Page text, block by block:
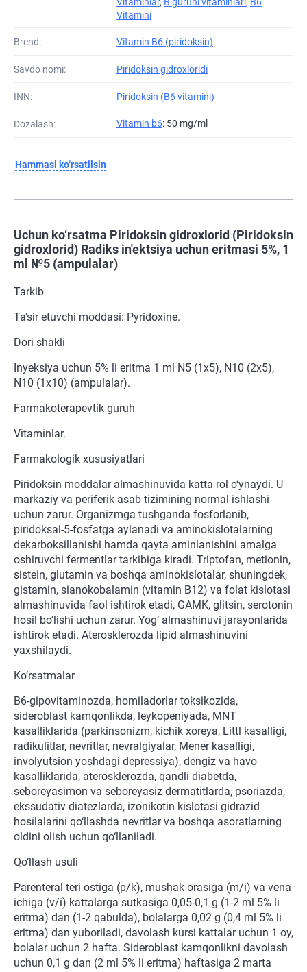
Vitaminlar, B guruhi vitaminlari, B6
Vitamini
Brend: Vitamin B6 (piridoksin)
Savdo nomi: Piridoksin gidroxloridi
INN: Piridoksin (B6 vitamini)
Dozalash: Vitamin b6: 50 mg/ml
Hammasi ko‘rsatilsin
Uchun ko‘rsatma Piridoksin gidroxlorid (Piridoksin
gidroxlorid) Radiks in'ektsiya uchun eritmasi 5%, 1
ml №5 (ampulalar)
Tarkib
Ta’sir etuvchi moddasi: Pyridoxine.
Dori shakli
Inyeksiya uchun 5% li eritma 1 ml N5 (1x5), N10 (2x5),
N10 (1x10) (ampulalar).
Farmakoterapevtik guruh
Vitaminlar.
Farmakologik xususiyatlari
Piridoksin moddalar almashinuvida katta rol o‘ynaydi. U
markaziy va periferik asab tizimining normal ishlashi
uchun zarur. Organizmga tushganda fosforlanib,
piridoksal-5-fosfatga aylanadi va aminokislotalarning
dekarboksillanishi hamda qayta aminlanishini amalga
oshiruvchi fermentlar tarkibiga kiradi. Triptofan, metionin,
sistein, glutamin va boshqa aminokislotalar, shuningdek,
gistamin, sianokobalamin (vitamin B12) va folat kislotasi
almashinuvida faol ishtirok etadi, GAMK, glitsin, serotonin
hosil bo‘lishi uchun zarur. Yog‘ almashinuvi jarayonlarida
ishtirok etadi. Aterosklerozda lipid almashinuvini
yaxshilaydi.
Ko‘rsatmalar
B6-gipovitaminozda, homiladorlar toksikozida,
sideroblast kamqonlikda, leykopeniyada, MNT
kasalliklarida (parkinsonizm, kichik xoreya, Littl kasalligi,
radikulitlar, nevritlar, nevralgiyalar, Mener kasalligi,
involyutsion yoshdagi depressiya), dengiz va havo
kasalliklarida, aterosklerozda, qandli diabetda,
seboreyasimon va seboreyasiz dermatitlarda, psoriazda,
ekssudativ diatezlarda, izonikotin kislotasi gidrazid
hosilalarini qo‘llashda nevritlar va boshqa asoratlarning
oldini olish uchun qo‘llaniladi.
Qo‘llash usuli
Parenteral teri ostiga (p/k), mushak orasiga (m/i) va vena
ichiga (v/i) kattalarga sutkasiga 0,05-0,1 g (1-2 ml 5% li
eritma) dan (1-2 qabulda), bolalarga 0,02 g (0,4 ml 5% li
eritma) dan yuboriladi, davolash kursi kattalar uchun 1 oy,
bolalar uchun 2 hafta. Sideroblast kamqonlikni davolash
uchun 0,1 g dan (2 ml 5% li eritma) haftasiga 2 marta